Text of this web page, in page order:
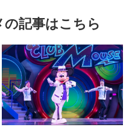
記事はこちら